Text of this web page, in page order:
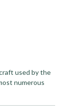
used by the
numerous